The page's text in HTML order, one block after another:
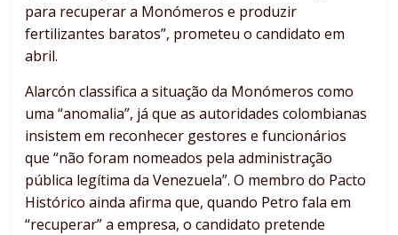
para recuperar a Monómeros e produzir
fertilizantes baratos”, prometeu o candidato em
abril.
Alarcón classifica a situação da Monómeros como
uma “anomalia”, já que as autoridades colombianas
insistem em reconhecer gestores e funcionários
que “não foram nomeados pela administração
pública legítima da Venezuela”. O membro do Pacto
Histórico ainda afirma que, quando Petro fala em
“recuperar” a empresa, o candidato pretende